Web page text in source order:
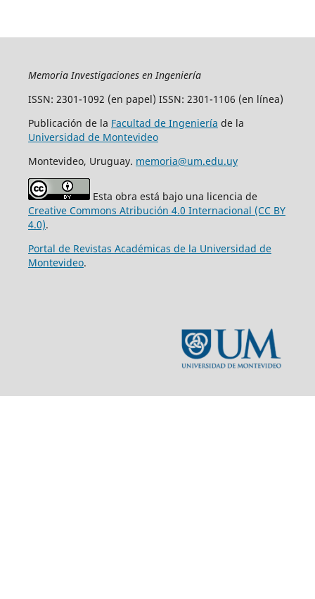
Memoria Investigaciones en Ingeniería
ISSN: 2301-1092 (en papel) ISSN: 2301-1106 (en línea)
Publicación de la Facultad de Ingeniería de la
Universidad de Montevideo
Montevideo, Uruguay. memoria@um.edu.uy
Esta obra está bajo una licencia de
Creative Commons Atribución 4.0 Internacional (CC BY
4.0).
Portal de Revistas Académicas de la Universidad de
Montevideo.